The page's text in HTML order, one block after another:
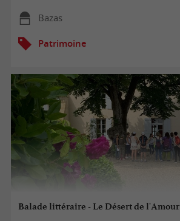
Bazas
Patrimoine
Balade littéraire - Le Désert de l'Amour